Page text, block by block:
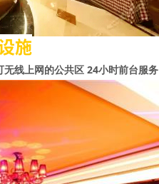
施
线上网的公共区 24小时前台服务